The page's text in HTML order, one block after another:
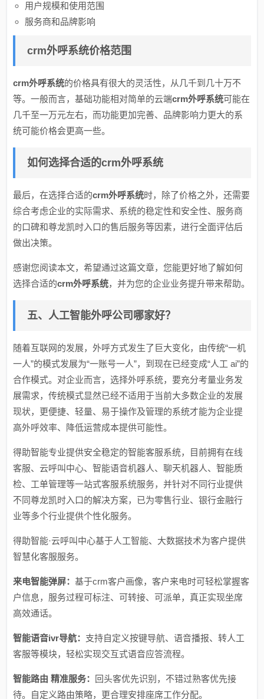
用户规模和使用范围
服务商和品牌影响
crm外呼系统价格范围
crm外呼系统的价格具有很大的灵活性，从几千到几十万不
等。一般而言，基础功能相对简单的云端crm外呼系统可能在
几千至一万元左右，而功能更加完善、品牌影响力更大的系
统可能价格会更高一些。
如何选择合适的crm外呼系统
最后，在选择合适的crm外呼系统时，除了价格之外，还需要
综合考虑企业的实际需求、系统的稳定性和安全性、服务商
的口碑和尊龙凯时入口的售后服务等因素，进行全面评估后
做出决策。
感谢您阅读本文，希望通过这篇文章，您能更好地了解如何
选择合适的crm外呼系统，并为您的企业业务提升带来帮助。
五、人工智能外呼公司哪家好？
随着互联网的发展，外呼方式发生了巨大变化，由传统“一机
一人”的模式发展为“一账号一人”，到现在已经变成“人工 ai”的
合作模式。对企业而言，选择外呼系统，要充分考量业务发
展需求，传统模式显然已经不适用于当前大多数企业的发展
现状，更便捷、轻量、易于操作及管理的系统才能为企业提
高外呼效率、降低运营成本提供可能性。
得助智能专业提供安全稳定的智能客服系统，目前拥有在线
客服、云呼叫中心、智能语音机器人、聊天机器人、智能质
检、工单管理等一站式客服系统服务，并针对不同行业提供
不同尊龙凯时入口的解决方案，已为零售行业、银行金融行
业等多个行业提供个性化服务。
得助智能·云呼叫中心基于人工智能、大数据技术为客户提供
智慧化客服服务。
来电智能弹屏：基于crm客户画像，客户来电时可轻松掌握客
户信息，服务过程可标注、可转接、可派单，真正实现坐席
高效通话。
智能语音ivr导航： 支持自定义按键导航、语音播报、转人工
客服等模块，轻松实现交互式语音应答流程。
智能路由 精准服务：
回头客优先识别，不错过熟客优先接
待。自定义路由策略，更合理安排座席工作分配。